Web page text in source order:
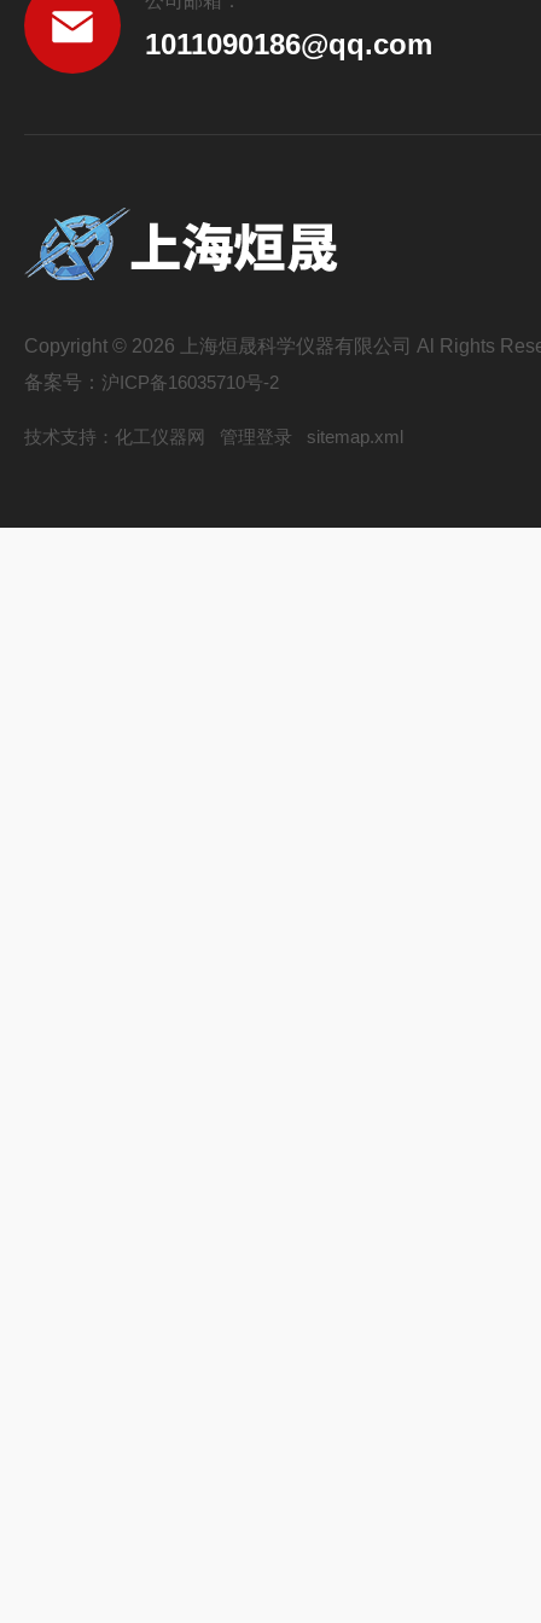
1011090186@qq.com
Copyright © 2026 上海烜晟科学仪器有限公司 Al Rights
备案号： 沪ICP备16035710号-2
技术支持： 化工仪器网 管理登录 sitemap.xml